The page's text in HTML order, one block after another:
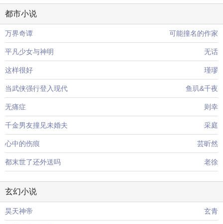
都市小说
万界奇谭 可能撞名的作家
平凡少女与神明 无话
这样很好 瑾璆
当武侠强行登入现代 鱼玑&千夜
无痛症 则幸
千金男友撞见未婚夫 采庭
心中的伤痕 芸昕然
都末世了还外送吗 老徐
玄幻小说
昊天神帝 玄青